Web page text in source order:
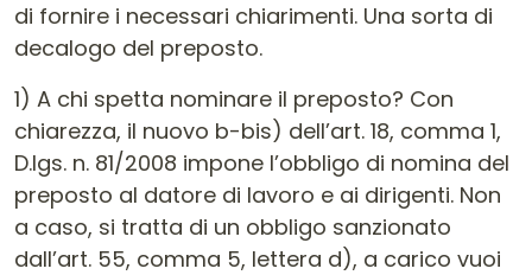
di fornire i necessari chiarimenti. Una sorta di
decalogo del preposto.
1) A chi spetta nominare il preposto? Con
chiarezza, il nuovo b-bis) dell’art. 18, comma 1,
D.lgs. n. 81/2008 impone l’obbligo di nomina del
preposto al datore di lavoro e ai dirigenti. Non
a caso, si tratta di un obbligo sanzionato
dall’art. 55, comma 5, lettera d), a carico vuoi